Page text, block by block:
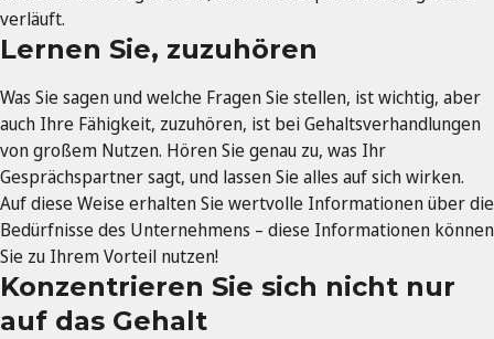
verläuft.
Lernen Sie, zuzuhören
Was Sie sagen und welche Fragen Sie stellen, ist wichtig, aber
auch Ihre Fähigkeit, zuzuhören, ist bei Gehaltsverhandlungen
von großem Nutzen. Hören Sie genau zu, was Ihr
Gesprächspartner sagt, und lassen Sie alles auf sich wirken.
Auf diese Weise erhalten Sie wertvolle Informationen über die
Bedürfnisse des Unternehmens – diese Informationen können
Sie zu Ihrem Vorteil nutzen!
Konzentrieren Sie sich nicht nur
auf das Gehalt